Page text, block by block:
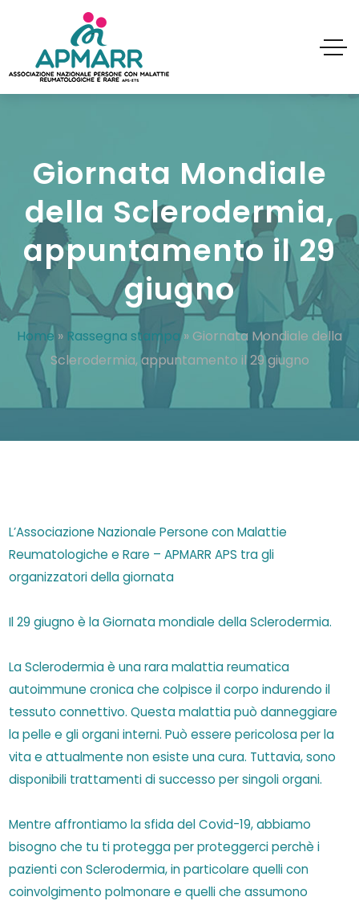
Giornata Mondiale
della Sclerodermia,
appuntamento il 29
giugno
Home » Rassegna stampa» Giornata Mondiale della
Sclerodermia, appuntamento il 29 giugno
L’Associazione Nazionale Persone con Malattie
Reumatologiche e Rare – APMARR APS tra gli
organizzatori della giornata
Il 29 giugno è la Giornata mondiale della Sclerodermia.
La Sclerodermia è una rara malattia reumatica
autoimmune cronica che colpisce il corpo indurendo il
tessuto connettivo. Questa malattia può danneggiare
la pelle e gli organi interni. Può essere pericolosa per la
vita e attualmente non esiste una cura. Tuttavia, sono
disponibili trattamenti di successo per singoli organi.
Mentre affrontiamo la sfida del Covid-19, abbiamo
bisogno che tu ti protegga per proteggerci perchè i
pazienti con Sclerodermia, in particolare quelli con
coinvolgimento polmonare e quelli che assumono